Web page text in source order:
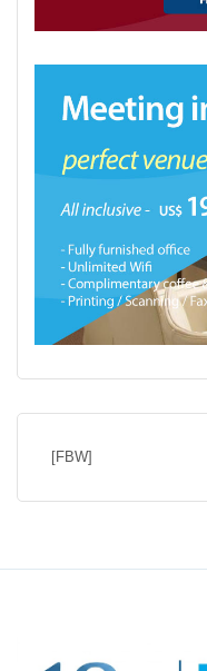
[FBW]